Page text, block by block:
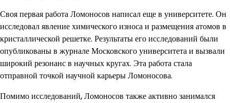
Своя первая работа Ломоносов написал еще в университете. Он
исследовал явление химического износа и размещения атомов в
кристаллической решетке. Результаты его исследований были
опубликованы в журнале Московского университета и вызвали
широкий резонанс в научных кругах. Эта работа стала
отправной точкой научной карьеры Ломоносова.
Помимо исследований, Ломоносов также активно занимался